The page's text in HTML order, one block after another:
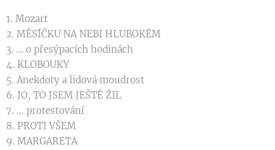
1. Mozart
2. MĚSÍČKU NA NEBI HLUBOKÉM
3. ... o přesýpacích hodinách
4. KLOBOUKY
5. Anekdoty a lidová moudrost
6. JO, TO JSEM JEŠTĚ ŽIL
7. ... protestování
8. PROTI VŠEM
9. MARGARETA